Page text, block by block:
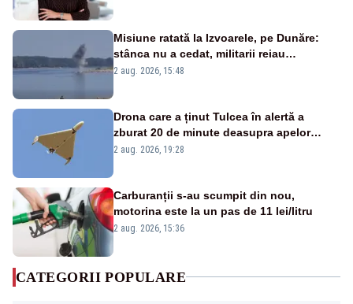
Misiune ratată la Izvoarele, pe Dunăre:
stânca nu a cedat, militarii reiau
detonările luni – VIDEO
2 aug. 2026, 15:48
Drona care a ținut Tulcea în alertă a
zburat 20 de minute deasupra apelor
României. Au fost ridicate două F-16
2 aug. 2026, 19:28
Carburanții s-au scumpit din nou,
motorina este la un pas de 11 lei/litru
2 aug. 2026, 15:36
CATEGORII POPULARE